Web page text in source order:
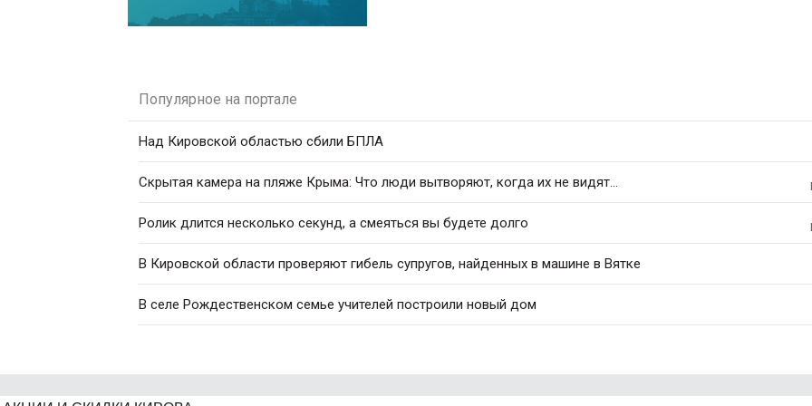
Популярное на портале
Над Кировской областью сбили БПЛА
Скрытая камера на пляже Крыма: Что люди вытворяют, когда их не видят...
Ролик длится несколько секунд, а смеяться вы будете долго
В Кировской области проверяют гибель супругов, найденных в машине в Вятке
В селе Рождественском семье учителей построили новый дом